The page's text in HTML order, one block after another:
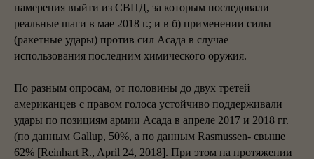
намерения выйти из СВПД, за которым последовали
реальные шаги в мае 2018 г.; и в б) применении силы
(ракетные удары) против сил Асада в случае
использования последним химического оружия.
По разным опросам, от половины до двух третей
американцев с правом голоса устойчиво поддерживали
удары по позициям армии Асада в апреле 2017 и 2018 гг.
(по данным Gallup, 50%, а по данным Rasmussen- свыше
62% [Reinhart R., April 24, 2018]. При этом на протяжении